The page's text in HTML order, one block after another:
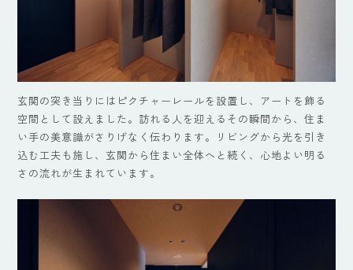
玄関の突き当りにはピクチャーレールを設置し、アートを飾る
空間として設えました。訪れる人を迎えるその瞬間から、住ま
い手の美意識がさりげなく伝わります。リビングから光を引き
込む工夫も施し、玄関から住まい全体へと続く、心地よい明る
さの流れが生まれています。